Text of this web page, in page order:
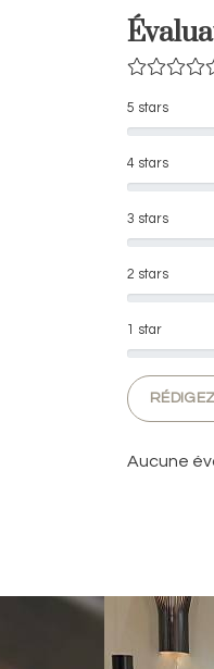
1 star
2 stars
3 stars
4 stars
5 stars
Aucune